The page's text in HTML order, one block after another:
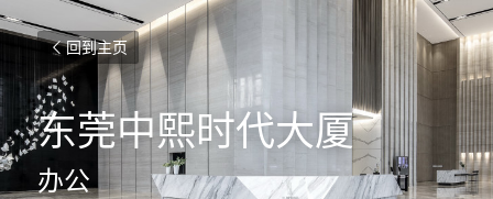
回到主页
东莞中熙时代大厦
办公